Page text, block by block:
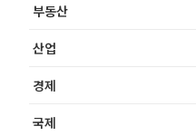
부동산
산업
경제
국제